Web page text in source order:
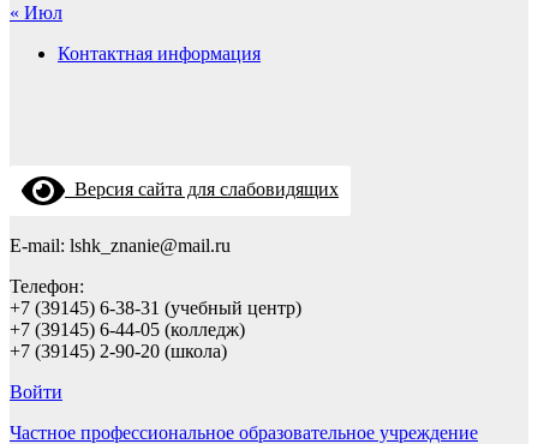
« Июл
Контактная информация
Версия сайта для слабовидящих
E-mail: lshk_znanie@mail.ru
Телефон:
+7 (39145) 6-38-31 (учебный центр)
+7 (39145) 6-44-05 (колледж)
+7 (39145) 2-90-20 (школа)
Войти
Частное профессиональное образовательное учреждение